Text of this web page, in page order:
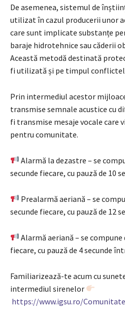
De asemenea, sistemul de
utilizat în cazul producerii unor
care sunt implicate substanțe
baraje hidrotehnice sau căderii
Această metodă destinată
fi utilizată și pe timpul
Prin intermediul acestor
transmise semnale acustice cu
fi transmise mesaje vocale care
pentru comunitate.
Alarmă la dezastre – se
secunde fiecare, cu pauză de 10
Prealarmă aeriană – se
secunde fiecare, cu pauză de 12
Alarmă aeriană – se compune
fiecare, cu pauză de 4 secunde
Familiarizează-te acum cu
intermediul sirenelor
https://www.igsu.ro/